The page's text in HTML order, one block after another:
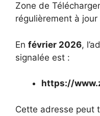
Zone de
régulièrement à
En février 2026,
signalée est :
https://
Cette adresse peut